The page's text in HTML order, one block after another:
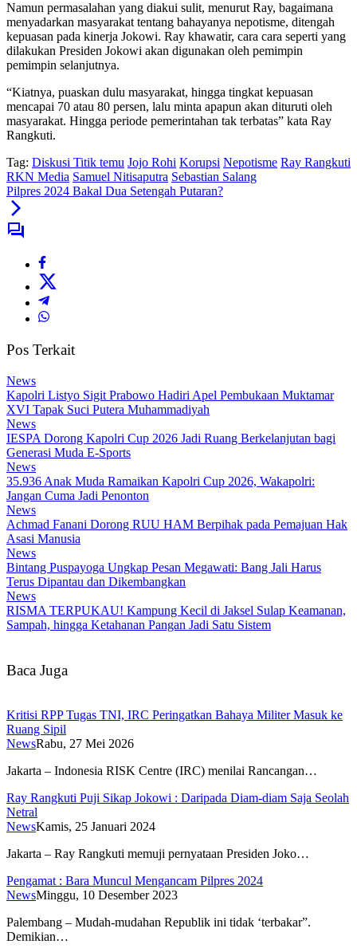
Namun permasalahan yang diakui sulit, menurut Ray, bagaimana
menyadarkan masyarakat tentang bahayanya nepotisme, ditengah
kepuasan pada kinerja Jokowi. Ray khawatir, cara cara seperti yang
dilakukan Presiden Jokowi akan digunakan oleh pemimpin
pemimpin selanjutnya.
“Kiatnya, puaskan dulu masyarakat, hingga tingkat kepuasan
mencapai 70 atau 80 persen, lalu minta apapun akan dituruti oleh
masyarakat. Hingga periode pemerintahan tak terbatas” kata Ray
Rangkuti.
Tag: Diskusi Titik temu Jojo Rohi Korupsi Nepotisme Ray Rangkuti
RKN Media Samuel Nitisaputra Sebastian Salang
Pilpres 2024 Bakal Dua Setengah Putaran?
Pos Terkait
News
Kapolri Listyo Sigit Prabowo Hadiri Apel Pembukaan Muktamar
XVI Tapak Suci Putera Muhammadiyah
News
IESPA Dorong Kapolri Cup 2026 Jadi Ruang Berkelanjutan bagi
Generasi Muda E-Sports
News
35.936 Anak Muda Ramaikan Kapolri Cup 2026, Wakapolri:
Jangan Cuma Jadi Penonton
News
Achmad Fanani Dorong RUU HAM Berpihak pada Pemajuan Hak
Asasi Manusia
News
Bintang Puspayoga Ungkap Pesan Megawati: Bang Jali Harus
Terus Dipantau dan Dikembangkan
News
RISMA TERPUKAU! Kampung Kecil di Jaksel Sulap Keamanan,
Sampah, hingga Ketahanan Pangan Jadi Satu Sistem
Baca Juga
Kritisi RPP Tugas TNI, IRC Peringatkan Bahaya Militer Masuk ke
Ruang Sipil
NewsRabu, 27 Mei 2026
Jakarta – Indonesia RISK Centre (IRC) menilai Rancangan…
Ray Rangkuti Puji Sikap Jokowi : Daripada Diam-diam Saja Seolah
Netral
NewsKamis, 25 Januari 2024
Jakarta – Ray Rangkuti memuji pernyataan Presiden Joko…
Pengamat : Bara Muncul Mengancam Pilpres 2024
NewsMinggu, 10 Desember 2023
Palembang – Mudah-mudahan Republik ini tidak ‘terbakar”.
Demikian…